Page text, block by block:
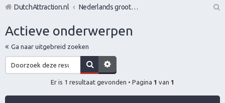
DutchAttraction.nl
Nederlands grootste Dutch Attraction, Lifestyle, Vrouwen versieren en Pick-Up (PUA) Forum
Actieve onderwerpen
Ga naar uitgebreid zoeken
Er is 1 resultaat gevonden • Pagina 1 van 1